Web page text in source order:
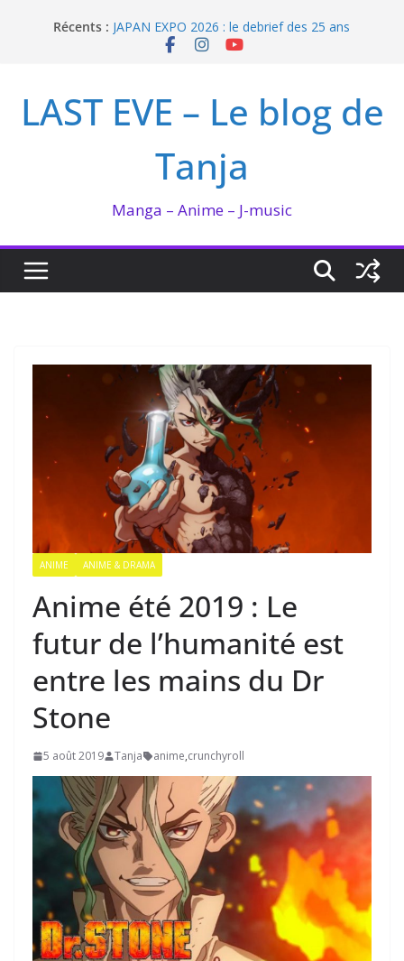
Récents : JAPAN EXPO 2026 : le debrief des 25 ans
Bilan lecture et visionnage de juillet 2026
Enomoto n’est pas un ange
LAST EVE – Le blog de
Tanja
Manga – Anime – J-music
ANIME ANIME & DRAMA
Anime été 2019 : Le
futur de l’humanité est
entre les mains du Dr
Stone
5 août 2019 Tanja anime,crunchyroll